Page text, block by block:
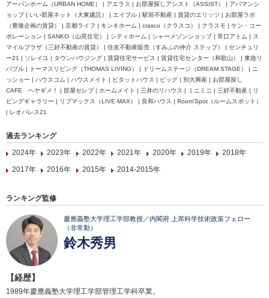
アーバンホーム（URBAN HOME） | アエラス | お部屋探しアシスト（ASSIST） | アパマンシ
ョップ | いい部屋ネット（大東建託） | エイブル | 駅前不動産 | 賃貸のエリッツ | お部屋ラボ
（豊後企画の賃貸） | 京都ライフ | キンキホーム | crasco（クラスコ） | クラスモ | ケン・コー
ポレーション | SANKO（山晃住宅） | シティホーム | シャーメゾンショップ | 常口アトム | ス
マイルプラザ（三好不動産の賃貸） | 住友不動産販売（すみふの仲介 ステップ） | センチュリ
ー21 | ソレイユ | タウンハウジング | 賃貸住宅サービス | 賃貸住宅センター（和歌山） | 東急リ
バブル | トーマスリビング（THOMAS LIVING） | ドリームステージ（DREAM STAGE） | ニ
ッショー | ハウスコム | ハウスメイト | ピタットハウス | ビッグ | 別大興産 | お部屋探し
CAFE ヘヤギメ！ | 部屋セレブ | ホームメイト | 三井のリハウス | ミニミニ | 三好不動産 | リ
ビングギャラリー | リブマックス（LIVE MAX） | 良和ハウス | Room’Spot（ルームスポット）
| レオパレス21
過去ランキング
2024年
2023年 2022年 2021年 2020年 2019年
2018年
2017年
2016年 2015年 2014-2015年
ランキング監修
慶應義塾大学理工学部教授／内閣府 上席科学技術政策フェロー
（非常勤）
鈴木秀男
【経歴】
1989年慶應義塾大学理工学部管理工学科卒業。